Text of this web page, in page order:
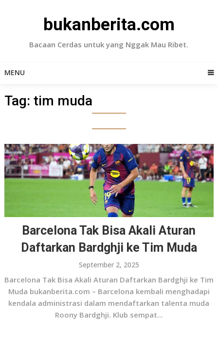
bukanberita.com
Bacaan Cerdas untuk yang Nggak Mau Ribet.
MENU
Tag: tim muda
Barcelona Tak Bisa Akali Aturan
Daftarkan Bardghji ke Tim Muda
September 2, 2025
Barcelona Tak Bisa Akali Aturan Daftarkan Bardghji ke Tim
Muda bukanberita.com – Barcelona kembali menghadapi
kendala administrasi dalam mendaftarkan talenta muda
Roony Bardghji. Klub sempat...